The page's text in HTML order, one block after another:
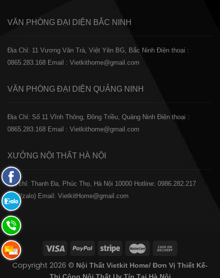
VĂN PHÒNG ĐẠI DIỆN BẮC NINH
Địa Chỉ: 11 Vương Văn Trà, Việt Yên BG, Bắc Ninh Điện thoại :
0865.283.168 Email : Vietkithome@gmail.com
VĂN PHÒNG ĐẠI DIỆN QUẢNG NINH
Địa Chỉ: Số 11 Vĩnh Thông, Đông Triều, Quảng Ninh Điện thoại :
0865.283.168 Email : Vietkithome@gmail.com
XƯỞNG NỘI THẤT HÀ NỘI
️Địa chỉ: Thanh Đa, Phúc Thọ, Hà Nội 10000 Hotline: 0986.282.217
(Call/zalo) Email: VietkitHome@gmail.com
Copyright 2026 © Nội Thất Vietkit Home/ Đơn Vị Thiết Kế-
Fanpage
Facebook
Zalo:
0865.283.168
Hotline:
0865.283.168
Hotline:
0865.283.168